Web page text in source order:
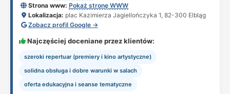
Strona www: Pokaż stronę WWW
Lokalizacja: plac Kazimierza Jagiellończyka 1, 82-300 Elbląg
Zobacz profil Google →
Najczęściej doceniane przez klientów:
szeroki repertuar (premiery i kino artystyczne)
solidna obsługa i dobre warunki w salach
oferta edukacyjna i seanse tematyczne